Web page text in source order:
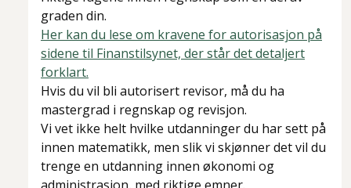
graden din.
Her kan du lese om kravene for autorisasjon på
sidene til Finanstilsynet, der står det detaljert
forklart.
Hvis du vil bli autorisert revisor, må du ha
mastergrad i regnskap og revisjon.
Vi vet ikke helt hvilke utdanninger du har sett på
innen matematikk, men slik vi skjønner det vil du
trenge en utdanning innen økonomi og